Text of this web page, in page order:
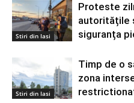
Stiri din Iasi
Proteste
autoritățile
siguranța
Stiri din Iasi
Timp de o
zona